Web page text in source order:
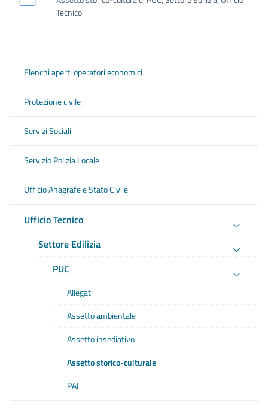
Tecnico
Elenchi aperti operatori economici
Protezione civile
Servizi Sociali
Servizio Polizia Locale
Ufficio Anagrafe e Stato Civile
Ufficio Tecnico
Settore Edilizia
PUC
Allegati
Assetto ambientale
Assetto insediativo
Assetto storico-culturale
PAI